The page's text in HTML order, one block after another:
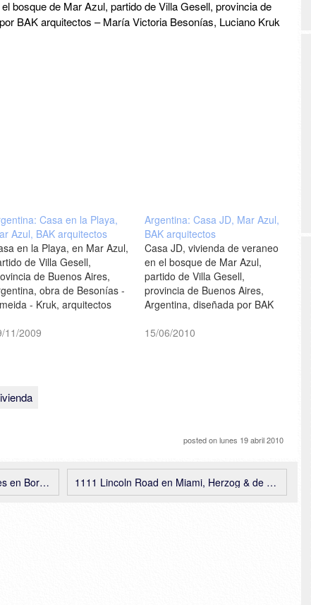
bosque de Mar Azul, partido de Villa Gesell, provincia de
BAK arquitectos – María Victoria Besonías, Luciano Kruk
Casa en la Playa,
Azul, BAK arquitectos
en la Playa, en Mar Azul,
de Villa Gesell,
de Buenos Aires,
obra de Besonías -
- Kruk, arquitectos
11/2009
Argentina: Casa JD, Mar Azul,
BAK arquitectos
Casa JD, vivienda de veraneo
en el bosque de Mar Azul,
partido de Villa Gesell,
provincia de Buenos Aires,
Argentina, diseñada por BAK
Besonías, Luciano Kruk
15/06/2010
posted onlunes 19 abril 2010
1111 Lincoln Road en Miami, Herzog & de Meuron
& Courrian